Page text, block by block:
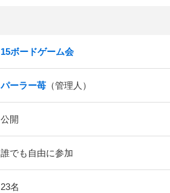
15ボードゲーム会
パーラー苺 （管理人）
公開
誰でも自由に参加
23名